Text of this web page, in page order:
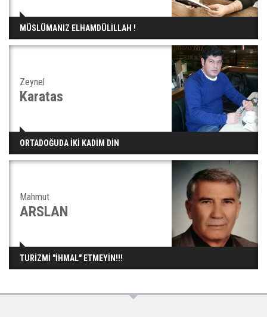
MÜSLÜMANIZ ELHAMDÜLİLLAH !
Zeynel
Karatas
ORTADOĞUDA İKİ KADİM DİN
Mahmut
ARSLAN
TURİZMİ "İHMAL" ETMEYİN!!!